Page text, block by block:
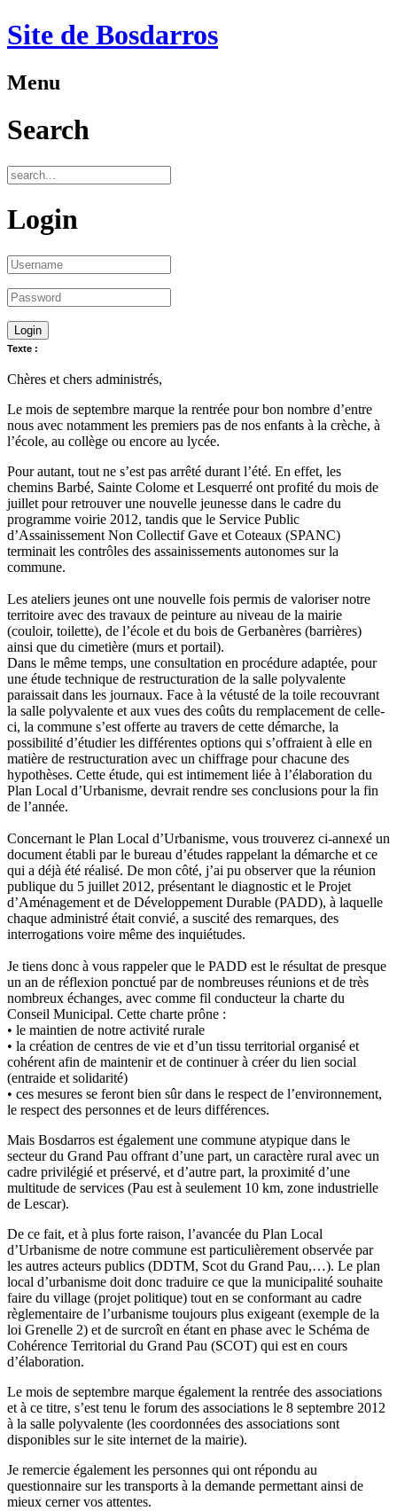
Site de Bosdarros
Menu
Search
Login
Texte :
Chères et chers administrés,
Le mois de septembre marque la rentrée pour bon nombre d’entre
nous avec notamment les premiers pas de nos enfants à la crèche, à
l’école, au collège ou encore au lycée.
Pour autant, tout ne s’est pas arrêté durant l’été. En effet, les
chemins Barbé, Sainte Colome et Lesquerré ont profité du mois de
juillet pour retrouver une nouvelle jeunesse dans le cadre du
programme voirie 2012, tandis que le Service Public
d’Assainissement Non Collectif Gave et Coteaux (SPANC)
terminait les contrôles des assainissements autonomes sur la
commune.
Les ateliers jeunes ont une nouvelle fois permis de valoriser notre
territoire avec des travaux de peinture au niveau de la mairie
(couloir, toilette), de l’école et du bois de Gerbanères (barrières)
ainsi que du cimetière (murs et portail).
Dans le même temps, une consultation en procédure adaptée, pour
une étude technique de restructuration de la salle polyvalente
paraissait dans les journaux. Face à la vétusté de la toile recouvrant
la salle polyvalente et aux vues des coûts du remplacement de celle-
ci, la commune s’est offerte au travers de cette démarche, la
possibilité d’étudier les différentes options qui s’offraient à elle en
matière de restructuration avec un chiffrage pour chacune des
hypothèses. Cette étude, qui est intimement liée à l’élaboration du
Plan Local d’Urbanisme, devrait rendre ses conclusions pour la fin
de l’année.
Concernant le Plan Local d’Urbanisme, vous trouverez ci-annexé un
document établi par le bureau d’études rappelant la démarche et ce
qui a déjà été réalisé. De mon côté, j’ai pu observer que la réunion
publique du 5 juillet 2012, présentant le diagnostic et le Projet
d’Aménagement et de Développement Durable (PADD), à laquelle
chaque administré était convié, a suscité des remarques, des
interrogations voire même des inquiétudes.
Je tiens donc à vous rappeler que le PADD est le résultat de presque
un an de réflexion ponctué par de nombreuses réunions et de très
nombreux échanges, avec comme fil conducteur la charte du
Conseil Municipal. Cette charte prône :
• le maintien de notre activité rurale
• la création de centres de vie et d’un tissu territorial organisé et
cohérent afin de maintenir et de continuer à créer du lien social
(entraide et solidarité)
• ces mesures se feront bien sûr dans le respect de l’environnement,
le respect des personnes et de leurs différences.
Mais Bosdarros est également une commune atypique dans le
secteur du Grand Pau offrant d’une part, un caractère rural avec un
cadre privilégié et préservé, et d’autre part, la proximité d’une
multitude de services (Pau est à seulement 10 km, zone industrielle
de Lescar).
De ce fait, et à plus forte raison, l’avancée du Plan Local
d’Urbanisme de notre commune est particulièrement observée par
les autres acteurs publics (DDTM, Scot du Grand Pau,…). Le plan
local d’urbanisme doit donc traduire ce que la municipalité souhaite
faire du village (projet politique) tout en se conformant au cadre
règlementaire de l’urbanisme toujours plus exigeant (exemple de la
loi Grenelle 2) et de surcroît en étant en phase avec le Schéma de
Cohérence Territorial du Grand Pau (SCOT) qui est en cours
d’élaboration.
Le mois de septembre marque également la rentrée des associations
et à ce titre, s’est tenu le forum des associations le 8 septembre 2012
à la salle polyvalente (les coordonnées des associations sont
disponibles sur le site internet de la mairie).
Je remercie également les personnes qui ont répondu au
questionnaire sur les transports à la demande permettant ainsi de
mieux cerner vos attentes.